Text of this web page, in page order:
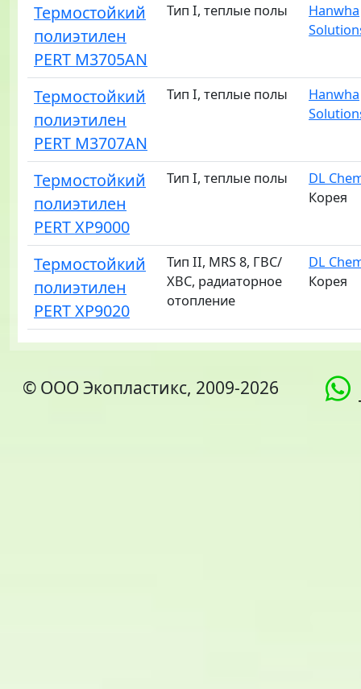
Термостойкий
полиэтилен
PERT M3705AN
Тип I, теплые полы
Hanwha
Термостойкий
полиэтилен
PERT M3707AN
Тип I, теплые полы
Hanwha
Термостойкий
полиэтилен
PERT XP9000
Тип I, теплые полы
DL
Корея
Термостойкий
полиэтилен
PERT XP9020
Тип II, MRS 8, ГВС/
ХВС, радиаторное
отопление
DL
Корея
© ООО Экопластикс, 2009-2026